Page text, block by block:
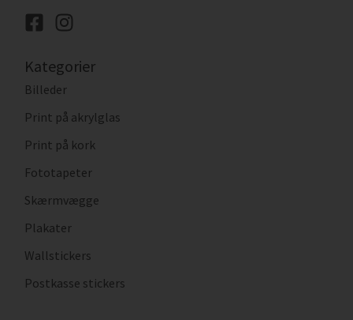
Kategorier
Billeder
Print på akrylglas
Print på kork
Fototapeter
Skærmvægge
Plakater
Wallstickers
Postkasse stickers